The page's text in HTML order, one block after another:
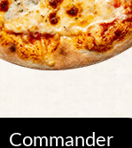
Commander